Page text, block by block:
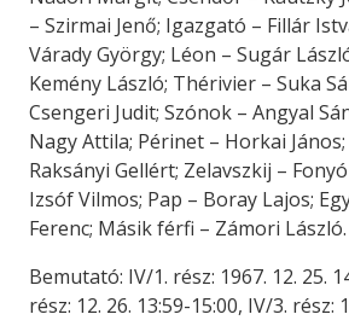
– Szirmai Jenő; Igazgató – Fillár
Várady György; Léon – Sugár
Kemény László; Thérivier – Suka
Csengeri Judit; Szónok – Angyal
Nagy Attila; Périnet – Horkai
Raksányi Gellért; Zelavszkij –
Izsóf Vilmos; Pap – Boray Lajos;
Ferenc; Másik férfi – Zámori László.
Bemutató: IV/1. rész: 1967. 12. 25.
rész: 12. 26. 13:59-15:00, IV/3. rész: